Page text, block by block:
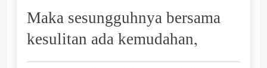
Maka sesungguhnya bersama
kesulitan ada kemudahan,